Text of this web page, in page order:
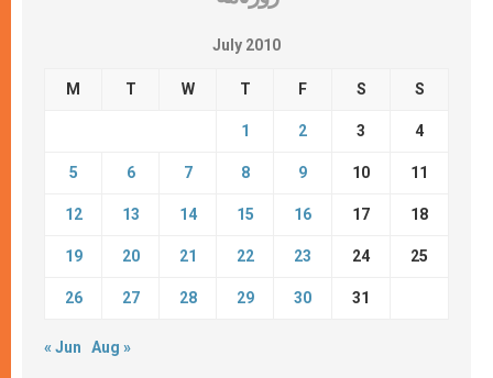
July 2010
M T W T F S S
1 2 3 4
5 6 7 8 9 10 11
12 13 14 15 16 17 18
19 20 21 22 23 24 25
26 27 28 29 30 31
« Jun Aug »